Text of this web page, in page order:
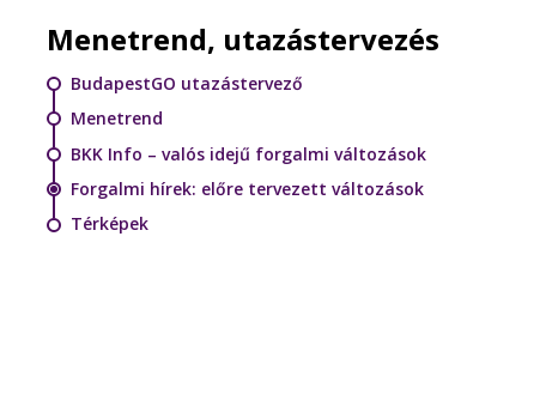
Menetrend, utazástervezés
BudapestGO utazástervező
Menetrend
BKK Info – valós idejű forgalmi változások
Forgalmi hírek: előre tervezett változások
Térképek